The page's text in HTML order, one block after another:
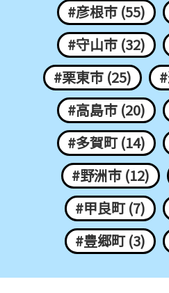
#彦根市 (55)
#守山市 (32)
#栗東市 (25)
#高島市 (20)
#多賀町 (14)
#野洲市 (12)
#甲良町 (7)
#豊郷町 (3)